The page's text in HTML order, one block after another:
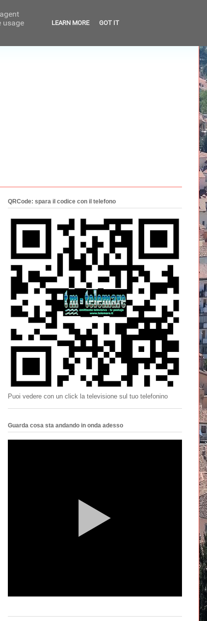
QRCode: spara il codice con il telefono
Puoi vedere con un click la televisione sul tuo telefonino
Guarda cosa sta andando in onda adesso
usage
LEARN MORE GOT IT